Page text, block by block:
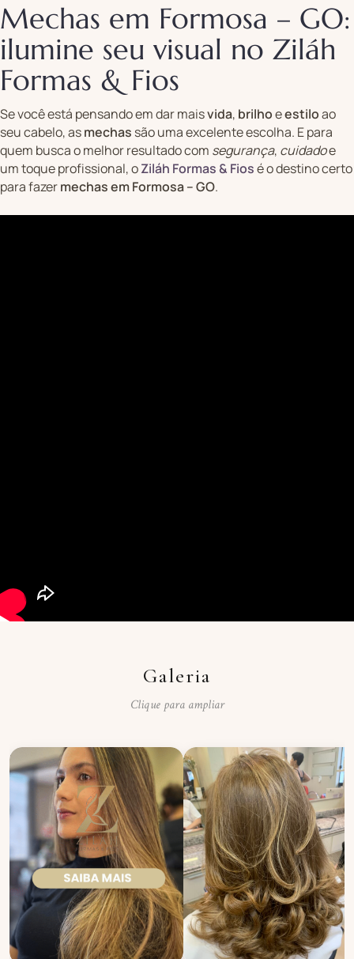
Mechas em Formosa – GO:
ilumine seu visual no Ziláh
Formas & Fios
Se você está pensando em dar maisvida, brilhoeestiloao
seu cabelo, asmechas são uma excelente escolha. E para
quem busca o melhor resultado com segurança, cuidadoe
um toque profissional, oZiláh Formas & Fiosé o destino certo
para fazermechas em Formosa – GO.
Galeria
Clique para ampliar